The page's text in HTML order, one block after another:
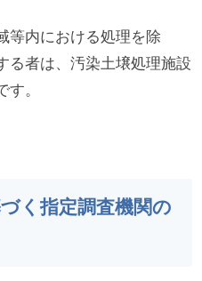
等内における処理を除
る者は、汚染土壌処理施設
。
く指定調査機関の